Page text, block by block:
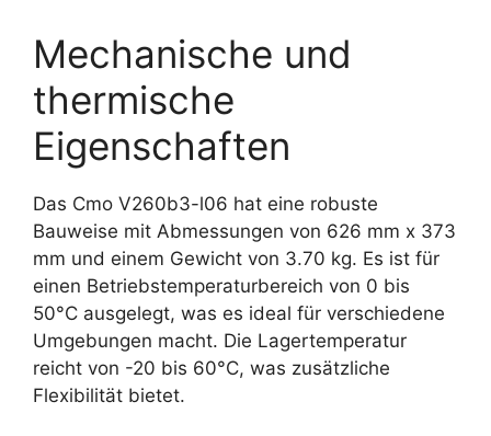
Mechanische und
thermische
Eigenschaften
Das Cmo V260b3-l06 hat eine robuste
Bauweise mit Abmessungen von 626 mm x 373
mm und einem Gewicht von 3.70 kg. Es ist für
einen Betriebstemperaturbereich von 0 bis
50°C ausgelegt, was es ideal für verschiedene
Umgebungen macht. Die Lagertemperatur
reicht von -20 bis 60°C, was zusätzliche
Flexibilität bietet.